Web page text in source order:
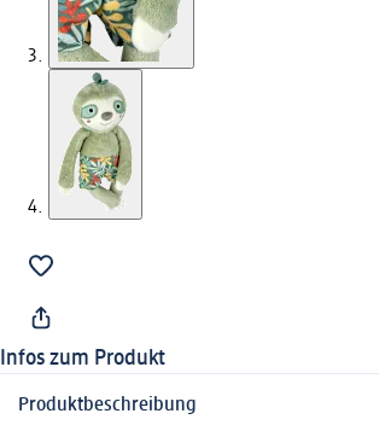
Infos zum Produkt
Produktbeschreibung